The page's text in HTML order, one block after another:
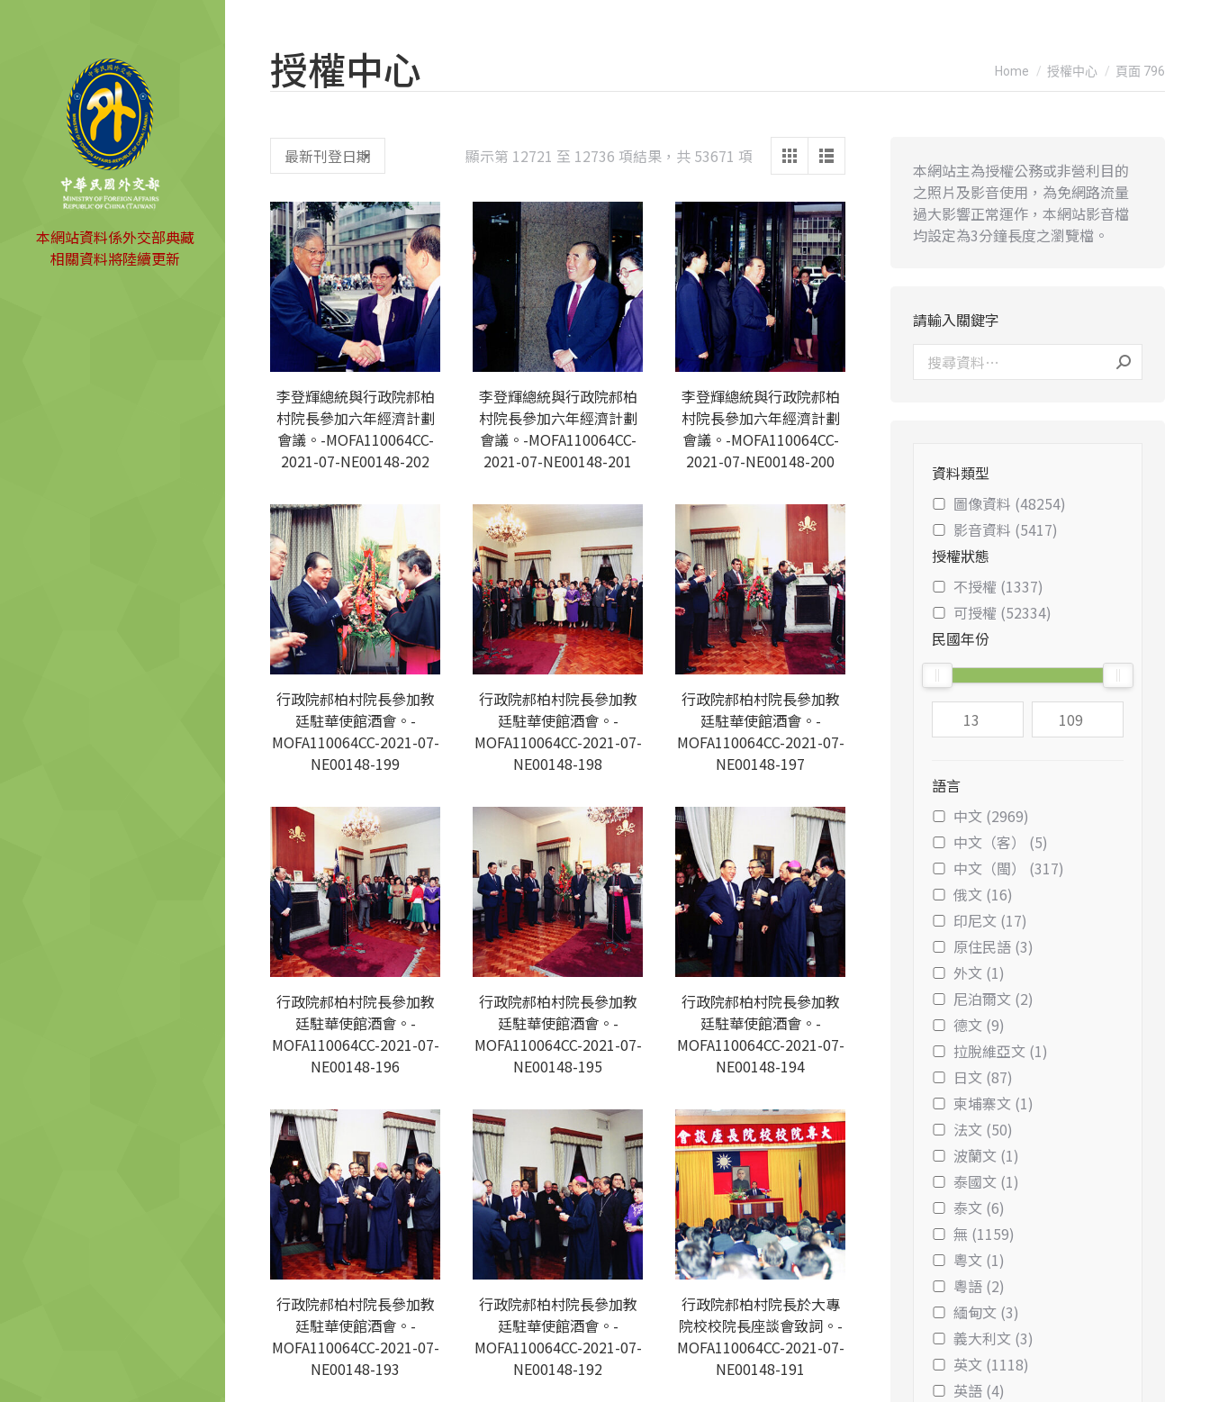
本網站資料係外交部典藏
相關資料將陸續更新
授權中心 You are here:
Home 授權中心 頁面 796
顯示第 12721 至 12736 項結果，共 53671 項 Sorted
latest
李登輝總統與行政院郝柏
村院長參加六年經濟計劃
會議。-MOFA110064CC-
2021-07-NE00148-202
李登輝總統與行政院郝柏
村院長參加六年經濟計劃
會議。-MOFA110064CC-
2021-07-NE00148-201
李登輝總統與行政院郝柏
村院長參加六年經濟計劃
會議。-MOFA110064CC-
2021-07-NE00148-200
行政院郝柏村院長參加教
廷駐華使館酒會。-
MOFA110064CC-2021-07-
NE00148-199
行政院郝柏村院長參加教
廷駐華使館酒會。-
MOFA110064CC-2021-07-
NE00148-198
行政院郝柏村院長參加教
廷駐華使館酒會。-
MOFA110064CC-2021-07-
NE00148-197
行政院郝柏村院長參加教
廷駐華使館酒會。-
MOFA110064CC-2021-07-
NE00148-196
行政院郝柏村院長參加教
廷駐華使館酒會。-
MOFA110064CC-2021-07-
NE00148-195
行政院郝柏村院長參加教
廷駐華使館酒會。-
MOFA110064CC-2021-07-
NE00148-194
行政院郝柏村院長參加教
廷駐華使館酒會。-
MOFA110064CC-2021-07-
NE00148-193
行政院郝柏村院長參加教
廷駐華使館酒會。-
MOFA110064CC-2021-07-
NE00148-192
行政院郝柏村院長於大專
院校校院長座談會致詞。-
MOFA110064CC-2021-07-
NE00148-191
本網站主為授權公務或非營利目的
之照片及影音使用，為免網路流量
過大影響正常運作，本網站影音檔
均設定為3分鐘長度之瀏覽檔。
請輸入關鍵字
資料類型
圖像資料 (48254)
影音資料 (5417)
授權狀態
不授權 (1337)
可授權 (52334)
民國年份
語言
中文 (2969)
中文（客） (5)
中文（閩） (317)
俄文 (16)
印尼文 (17)
原住民語 (3)
外文 (1)
尼泊爾文 (2)
德文 (9)
拉脫維亞文 (1)
日文 (87)
柬埔寨文 (1)
法文 (50)
波蘭文 (1)
泰國文 (1)
泰文 (6)
無 (1159)
粵文 (1)
粵語 (2)
緬甸文 (3)
義大利文 (3)
英文 (1118)
英語 (4)